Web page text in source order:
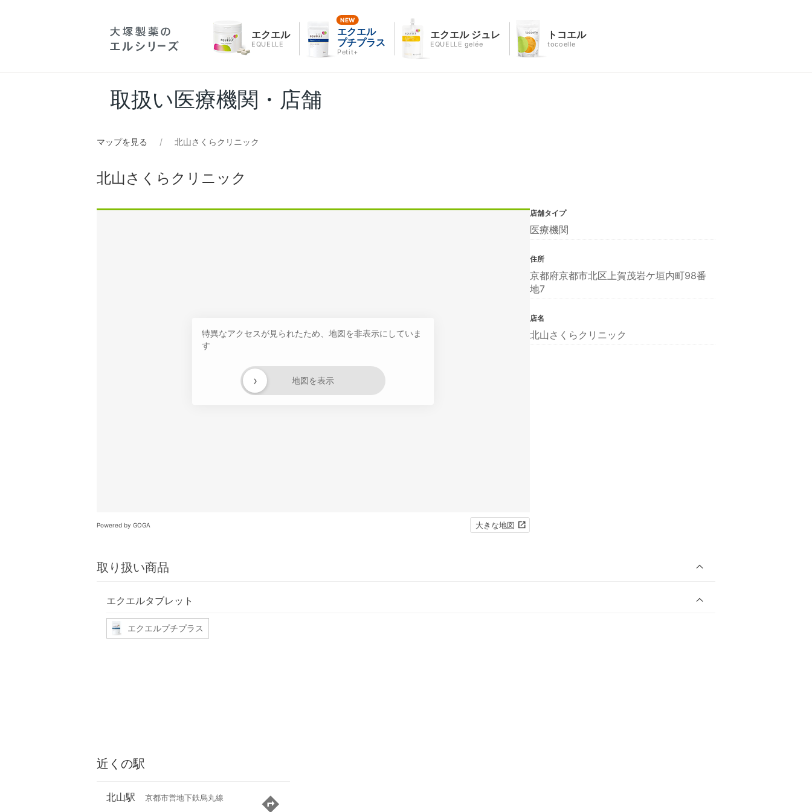
エクエル
EQUELLE
エクエル
プチプラス
Petit+
エクエル ジュレ
EQUELLE gelée
トコエル
tocoelle
取扱い医療機関・店舗
マップを見る 北山さくらクリニック
北山さくらクリニック
特異なアクセスが見られたため、地図を非表示にしていま
す
地図を表示
›
Powered by GOGA 大きな地図
取り扱い商品
エクエルタブレット
エクエルプチプラス
店舗タイプ
医療機関
住所
京都府京都市北区上賀茂岩ケ垣内町98番
地7
店名
北山さくらクリニック
近くの駅
北山駅 京都市営地下鉄烏丸線